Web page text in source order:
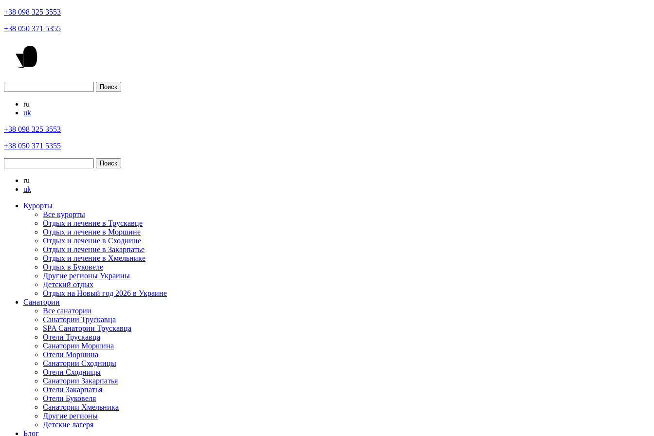
+38 098 325 3553
+38 050 371 5355
ru
uk
+38 098 325 3553
+38 050 371 5355
ru
uk
Курорты
Все курорты
Отдых и лечение в Трускавце
Отдых и лечение в Моршине
Отдых и лечение в Сходнице
Отдых и лечение в Закарпатье
Отдых и лечение в Хмельнике
Отдых в Буковеле
Другие регионы Украины
Детский отдых
Отдых на Новый год 2026 в Украине
Санатории
Все санатории
Санатории Трускавца
SPA Санатории Трускавца
Отели Трускавца
Санатории Моршина
Отели Моршина
Санатории Сходницы
Отели Сходницы
Санатории Закарпатья
Отели Закарпатья
Отели Буковеля
Санатории Хмельника
Другие регионы
Детские лагеря
Блог